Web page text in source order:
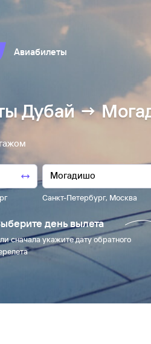
Авиабилеты
Дубай →
Санкт-Петербург, Москва
день вылета
сначала укажите дату обратного